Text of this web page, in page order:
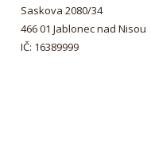
Saskova 2080/34
466 01 Jablonec nad Nisou
IČ: 16389999